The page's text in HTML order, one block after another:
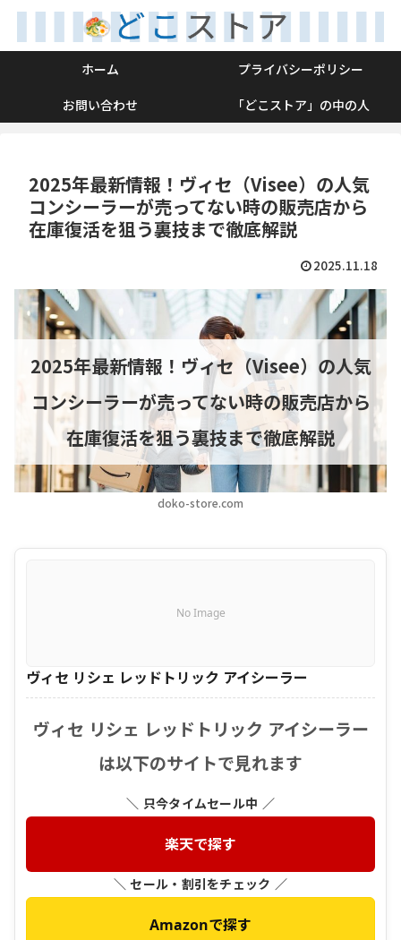
ホーム
プライバシーポリシー
お問い合わせ
「どこストア」の中の人
2025年最新情報！ヴィセ（Visee）の人気
コンシーラーが売ってない時の販売店から
在庫復活を狙う裏技まで徹底解説
2025.11.18
doko-store.com
2025年最新情報！ヴィセ（Visee）の人気
コンシーラーが売ってない時の販売店から
在庫復活を狙う裏技まで徹底解説
No Image
ヴィセ リシェ レッドトリック アイシーラー
ヴィセ リシェ レッドトリック アイシーラー
は以下のサイトで見れます
＼ 只今タイムセール中 ／
楽天で探す
＼ セール・割引をチェック ／
Amazonで探す